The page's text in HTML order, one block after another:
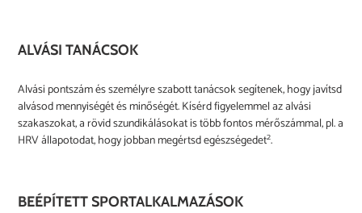
ALVÁSI TANÁCSOK
Alvási pontszám és személyre szabott tanácsok segítenek, hogy javítsd
alvásod mennyiségét és minőségét. Kísérd figyelemmel az alvási
szakaszokat, a rövid szundikálásokat is több fontos mérőszámmal, pl. a
HRV állapotodat, hogy jobban megértsd egészségedet2.
BEÉPÍTETT SPORTALKALMAZÁSOK